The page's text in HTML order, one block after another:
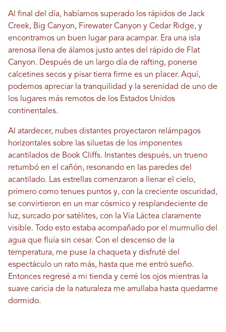
Al final del día, habíamos superado los rápidos de Jack
Creek, Big Canyon, Firewater Canyon y Cedar Ridge, y
encontramos un buen lugar para acampar. Era una isla
arenosa llena de álamos justo antes del rápido de Flat
Canyon. Después de un largo día de rafting, ponerse
calcetines secos y pisar tierra firme es un placer. Aquí,
podemos apreciar la tranquilidad y la serenidad de uno de
los lugares más remotos de los Estados Unidos
continentales.
Al atardecer, nubes distantes proyectaron relámpagos
horizontales sobre las siluetas de los imponentes
acantilados de Book Cliffs. Instantes después, un trueno
retumbó en el cañón, resonando en las paredes del
acantilado. Las estrellas comenzaron a llenar el cielo,
primero como tenues puntos y, con la creciente oscuridad,
se convirtieron en un mar cósmico y resplandeciente de
luz, surcado por satélites, con la Vía Láctea claramente
visible. Todo esto estaba acompañado por el murmullo del
agua que fluía sin cesar. Con el descenso de la
temperatura, me puse la chaqueta y disfruté del
espectáculo un rato más, hasta que me entró sueño.
Entonces regresé a mi tienda y cerré los ojos mientras la
suave caricia de la naturaleza me arrullaba hasta quedarme
dormido.